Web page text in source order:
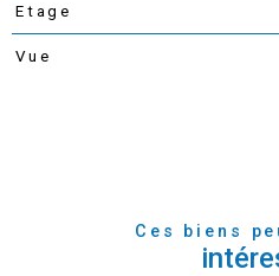
Etage
Vue
Ces biens